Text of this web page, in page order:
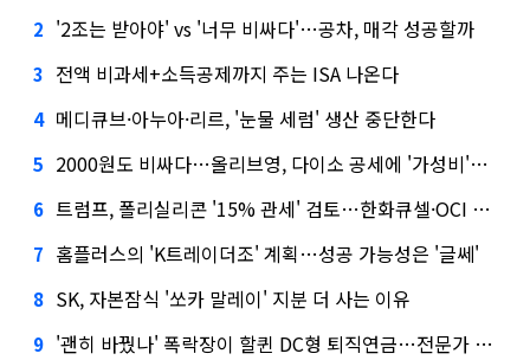
2 '2조는 받아야' vs '너무 비싸다'…공차, 매각 성공할까
3 전액 비과세+소득공제까지 주는 ISA 나온다
4 메디큐브·아누아·리르, '눈물 세럼' 생산 중단한다
5 2000원도 비싸다…올리브영, 다이소 공세에 '가성비'로 맞불
6 트럼프, 폴리실리콘 '15% 관세' 검토…한화큐셀·OCI 영향은?
7 홈플러스의 'K트레이더조' 계획…성공 가능성은 '글쎄'
8 SK, 자본잠식 '쏘카 말레이' 지분 더 사는 이유
9 '괜히 바꿨나' 폭락장이 할퀸 DC형 퇴직연금…전문가 조언은